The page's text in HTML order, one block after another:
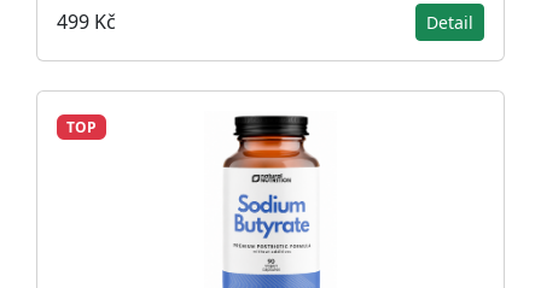
499 Kč Detail
TOP